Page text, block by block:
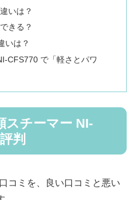
いは？
きる？
いは？
CFS770 で「軽さとパワ
スチーマー NI-
判
コミを、良い口コミと悪い